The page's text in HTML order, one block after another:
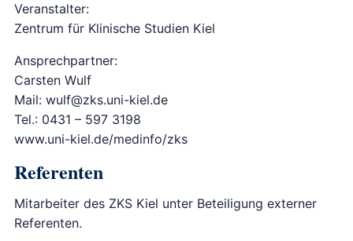
Veranstalter:
Zentrum für Klinische Studien Kiel
Ansprechpartner:
Carsten Wulf
Mail: wulf@zks.uni-kiel.de
Tel.: 0431 – 597 3198
www.uni-kiel.de/medinfo/zks
Referenten
Mitarbeiter des ZKS Kiel unter Beteiligung externer
Referenten.